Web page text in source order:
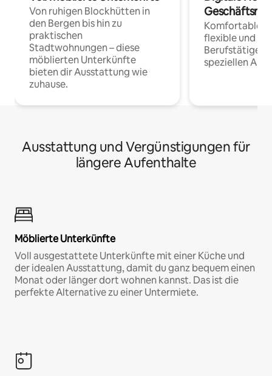
Von ruhigen Blockhütten in
den Bergen bis hin zu
praktischen
Stadtwohnungen – diese
möblierten Unterkünfte
bieten dir Ausstattung wie
zuhause.
Komfortable
flexible und
Berufstätige
speziellen
Ausstattung und Vergünstigungen für
längere Aufenthalte
Möblierte Unterkünfte
Voll ausgestattete Unterkünfte mit einer Küche und
der idealen Ausstattung, damit du ganz bequem einen
Monat oder länger dort wohnen kannst. Das ist die
perfekte Alternative zu einer Untermiete.